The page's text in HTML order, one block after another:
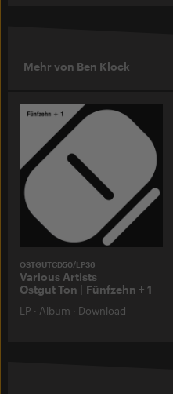
Mehr von Ben Klock
OSTGUTCD50/LP36
Various Artists
Ostgut Ton | Fünfzehn + 1
LP · Album · Download